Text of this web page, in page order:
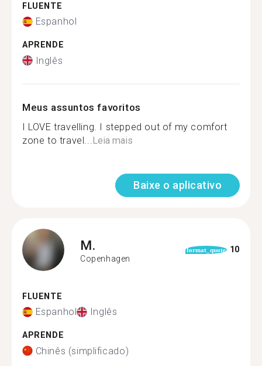
FLUENTE
Espanhol
APRENDE
Inglês
Meus assuntos favoritos
I LOVE travelling. I stepped out of my comfort
zone to travel... Leia mais
Baixe o aplicativo
M.
Copenhagen
format_quote 10
FLUENTE
Espanhol Inglês
APRENDE
Chinês (simplificado)